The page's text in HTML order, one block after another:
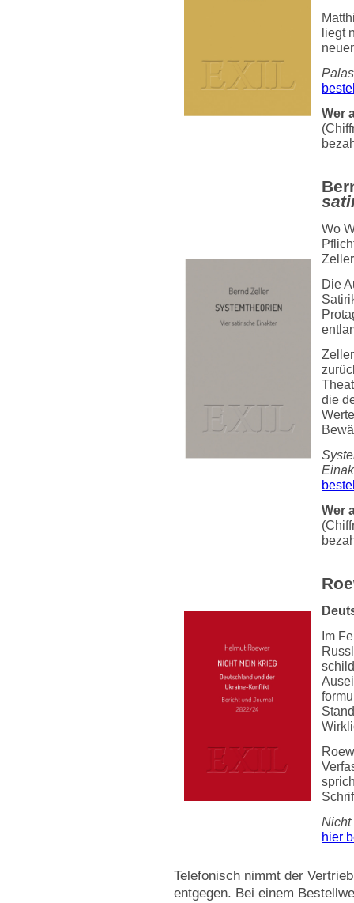
liegt
Wer
Wo
Die
die
Wer
Im
Nicht
hier
Telefonisch nimmt der
entgegen. Bei einem